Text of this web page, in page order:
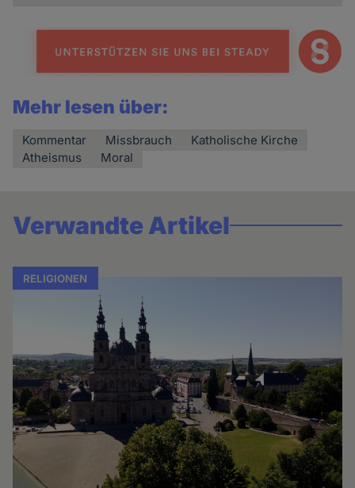
Mehr lesen über:
Kommentar Missbrauch
Katholische Kirche
Atheismus
Moral
Verwandte Artikel
RELIGIONEN